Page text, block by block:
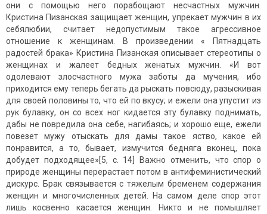
они с помощью него порабощают несчастных мужчин.
Кристина Пизанская защищает женщин, упрекает мужчин в их
себялюбии, считает недопустимым такое агрессивное
отношение к женщинам. В произведении « Пятнадцать
радостей брака» Кристина Пизанская описывает стереотипы о
женщинах и жалеет бедных женатых мужчин. «И вот
одолевают злосчастного мужа заботы да мучения, ибо
приходится ему теперь бегать да рыскать повсюду, разыскивая
для своей половины то, что ей по вкусу; и ежели она упустит из
рук булавку, он со всех ног кидается эту булавку поднимать,
дабы не повредила она себе, нагибаясь; и хорошо еще, ежели
повезет мужу отыскать для дамы такое яство, какое ей
понравится, а то, бывает, измучится бедняга вконец, пока
добудет подходящее»[5, c. 14] Важно отменить, что спор о
природе женщины перерастает потом в антифеминистический
дискурс. Брак связывается с тяжелым бременем содержания
женщин и многочисленных детей. На самом деле спор этот
лишь косвенно касается женщин. Никто и не помышляет